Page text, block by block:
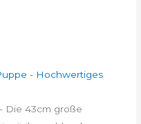
- Hochwertiges
Die 43cm große